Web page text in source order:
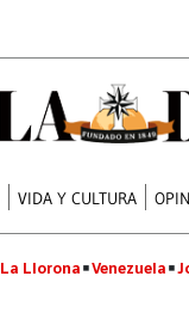
VIDA Y CULTURA
La Llorona Venezuela